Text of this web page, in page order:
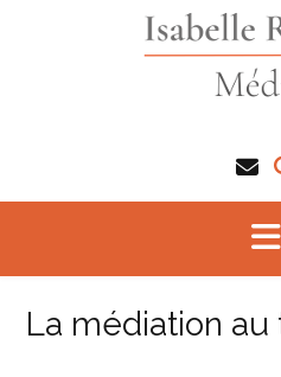
La médiation au